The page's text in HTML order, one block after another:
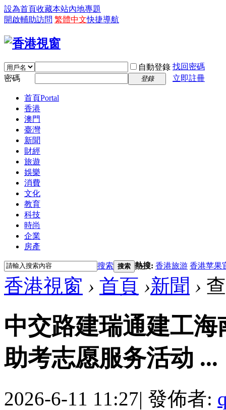
設為首頁收藏本站內地專題
開啟輔助訪問 繁體中文快捷導航
自動登錄 找回密碼
密碼
登錄 立即註冊
首頁Portal
香港
澳門
臺灣
新聞
財經
旅遊
娛樂
消費
文化
教育
科技
時尚
企業
房產
搜索 搜索 熱搜: 香港旅游 香港苹果
香港視窗 › 首頁 ›新聞 ›
中交路建瑞通建工
助考志愿服务活动 ...
2026-6-11 11:27| 發佈者: